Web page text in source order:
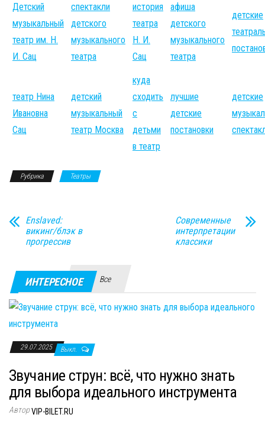
Детский
музыкальный
театр им. Н.
И. Сац
спектакли
детского
музыкального
театра
история
театра
Н. И.
Сац
афиша
детского
музыкального
театра
детские
театр Нина
Ивановна
Сац
детский
музыкальный
театр Москва
куда
сходить
с
детьми
в театр
лучшие
детские
постановки
детские
Рубрика Театры
Enslaved:
викинг/блэк в
прогрессив
Современные
интерпретации
классики
ИНТЕРЕСНОЕ Все
29.07.2025 Выкл.
Звучание струн: всё, что нужно знать
для выбора идеального инструмента
АвторVIP-BILET.RU